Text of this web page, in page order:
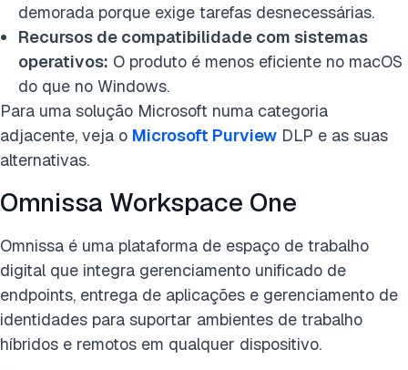
demorada porque exige tarefas desnecessárias.
Recursos de compatibilidade com sistemas
operativos: O produto é menos eficiente no macOS
do que no Windows.
Para uma solução Microsoft numa categoria
adjacente, veja o Microsoft Purview DLP e as suas
alternativas.
Omnissa Workspace One
Omnissa é uma plataforma de espaço de trabalho
digital que integra gerenciamento unificado de
endpoints, entrega de aplicações e gerenciamento de
identidades para suportar ambientes de trabalho
híbridos e remotos em qualquer dispositivo.